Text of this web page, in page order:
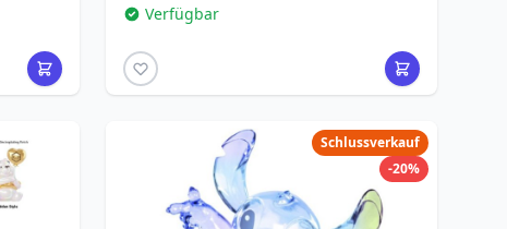
Verfügbar
Schlussverkauf
-20%